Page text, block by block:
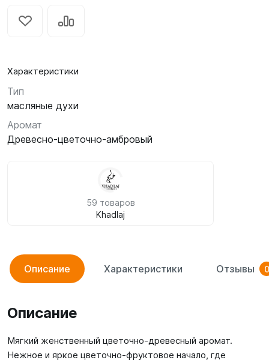
Характеристики
Тип
масляные духи
Аромат
Древесно-цветочно-амбровый
59 товаров
Khadlaj
Описание Характеристики Отзывы 0
Описание
Мягкий женственный цветочно-древесный аромат.
Нежное и яркое цветочно-фруктовое начало, где